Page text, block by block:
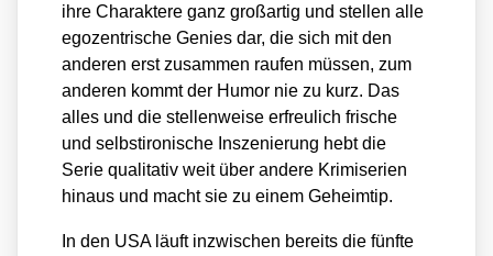
ihre Cha­rak­te­re ganz groß­ar­tig und stel­len alle
ego­zen­tri­sche Genies dar, die sich mit den
ande­ren erst zusam­men rau­fen müs­sen, zum
ande­ren kommt der Humor nie zu kurz. Das
alles und die stel­len­wei­se erfreu­lich fri­sche
und selbst­iro­ni­sche Insze­nie­rung hebt die
Serie qua­li­ta­tiv weit über ande­re Kri­mi­se­ri­en
hin­aus und macht sie zu einem Geheim­tip.
In den USA läuft inzwi­schen bereits die fünf­te